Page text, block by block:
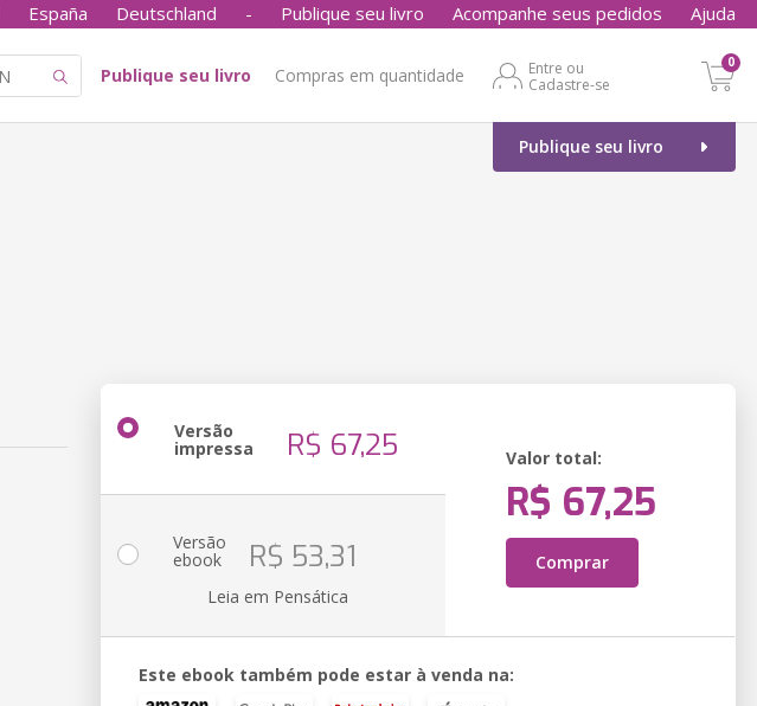
España Deutschland - Publique seu livro Acompanhe seus pedidos Ajuda
Publique seu livro Compras em quantidade
Entre ou
Cadastre-se
0
Publique seu livro
Versão
impressa R$ 67,25 Valor total:
R$ 67,25
Comprar
Versão
ebook R$ 53,31
Leia em Pensática
Este ebook também pode estar à venda na: